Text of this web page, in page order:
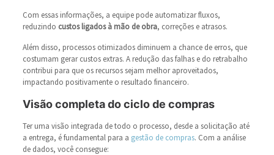
Com essas informações, a equipe pode automatizar fluxos,
reduzindo custos ligados à mão de obra, correções e atrasos.
Além disso, processos otimizados diminuem a chance de erros, que
costumam gerar custos extras. A redução das falhas e do retrabalho
contribui para que os recursos sejam melhor aproveitados,
impactando positivamente o resultado financeiro.
Visão completa do ciclo de compras
Ter uma visão integrada de todo o processo, desde a solicitação até
a entrega, é fundamental para a gestão de compras. Com a análise
de dados, você consegue: